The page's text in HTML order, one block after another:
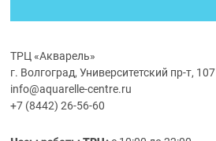
ТРЦ «Акварель»
г. Волгоград, Университетский пр-т, 107
info@aquarelle-centre.ru
+7 (8442) 26-56-60